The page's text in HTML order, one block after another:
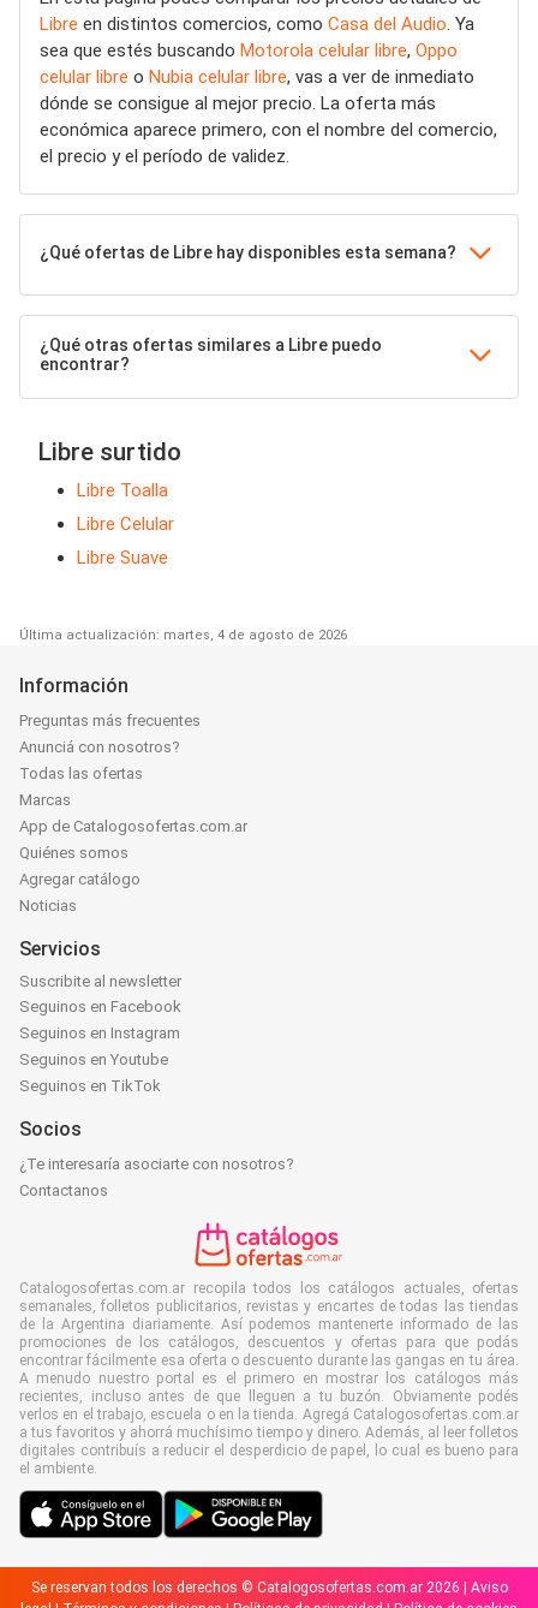
Libre en distintos comercios, como Casa del Audio . Ya
sea que estés buscando Motorola celular libre, Oppo
celular libre o Nubia celular libre, vas a ver de inmediato
dónde se consigue al mejor precio. La oferta más
económica aparece primero, con el nombre del comercio,
el precio y el período de validez.
¿Qué ofertas de Libre hay disponibles esta semana?
¿Qué otras ofertas similares a Libre puedo
encontrar?
Libre surtido
Libre Toalla
Libre Celular
Libre Suave
Última actualización: martes, 4 de agosto de 2026
Información
Preguntas más frecuentes
Anunciá con nosotros?
Todas las ofertas
Marcas
App de Catalogosofertas.com.ar
Quiénes somos
Agregar catálogo
Noticias
Servicios
Suscribite al newsletter
Seguinos en Facebook
Seguinos en Instagram
Seguinos en Youtube
Seguinos en TikTok
Socios
¿Te interesaría asociarte con nosotros?
Contactanos
Catalogosofertas.com.ar recopila todos los catálogos actuales, ofertas
semanales, folletos publicitarios, revistas y encartes de todas las tiendas
de la Argentina diariamente. Así podemos mantenerte informado de las
promociones de los catálogos, descuentos y ofertas para que podás
encontrar fácilmente esa oferta o descuento durante las gangas en tu área.
A menudo nuestro portal es el primero en mostrar los catálogos más
recientes, incluso antes de que lleguen a tu buzón. Obviamente podés
verlos en el trabajo, escuela o en la tienda. Agregá Catalogosofertas.com.ar
a tus favoritos y ahorrá muchísimo tiempo y dinero. Además, al leer folletos
digitales contribuís a reducir el desperdicio de papel, lo cual es bueno para
el ambiente.
Se reservan todos los derechos © Catalogosofertas.com.ar 2026 | Aviso